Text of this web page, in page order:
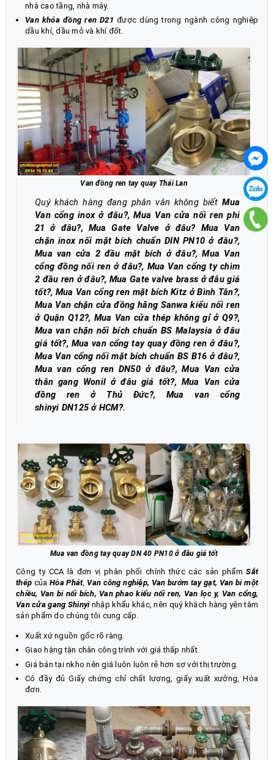
nhà cao tầng, nhà máy.
Van khóa đồng ren D21 được dùng trong ngành công nghiệp
dầu khí, dầu mỏ và khí đốt.
Van đồng ren tay quay Thái Lan
Quý khách hàng đang phân vân không biếtMua
Van cổng inox ở đâu?, Mua Van cửa nối ren phi
21 ở đâu?, Mua Gate Valve ở đâu? Mua Van
chặn inox nối mặt bích chuẩn DIN PN10 ở đâu?,
Mua van cửa 2 đầu mặt bích ở đâu?,Mua Van
cổng đồng nối ren ở đâu?, Mua Van cổng ty chìm
2 đầu ren ở đâu?, Mua Gate valve brass ở đâu giá
tốt?, Mua Van cổng ren mặt bích Kitz ở Bình Tân?,
Mua Van chặn cửa đồng hãng Sanwa kiểu nối ren
ở Quận Q12?, Mua Van cửa thép không gỉ ở Q9?,
Mua van chặn nối bích chuẩn BS Malaysia ở đâu
giá tốt?, Mua van cổng tay quay đồng ren ở đâu?,
Mua Van cổng nối mặt bích chuẩn BS B16 ở đâu?,
Mua van cổng ren DN50 ở đâu?, Mua Van cửa
thân gang Wonil ở đâu giá tốt?, Mua Van cửa
đồng ren ở Thủ Đức?, Mua van cổng
shinyi DN125 ở HCM?.
Mua van đồng tay quay DN 40 PN10 ở đâu giá tốt
Công ty CCA là đơn vị phân phối chính thức các sản phẩmSắt
thép củaHòa Phát, Van công nghiệp, Van bướm tay gạt, Van bi một
chiều, Van bi nối bích, Van phao kiểu nối ren, Van lọc y, Van cổng,
Van cửa gang Shinyi nhập khẩu khác, nên quý khách hàng yên tâm
sản phẩm do chúng tôi cung cấp.
Xuất xứ nguồn gốc rõ ràng.
Giao hàng tận chân công trình với giá thấp nhất.
Giá bán tại nkho nên giá luôn luôn rẻ hơn sơ với thị trường.
Có đầy đủ Giấy chứng chỉ chất lượng, giấy xuất xưởng, Hóa
đơn.